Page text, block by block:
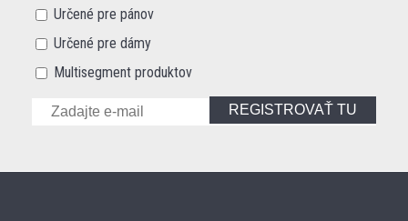
Určené pre pánov
Určené pre dámy
Multisegment produktov
REGISTROVAŤ TU